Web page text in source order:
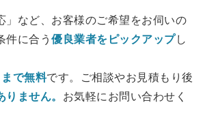
」など、お客様のご希望をお伺いの
件に合う優良業者をピックアップし
で無料です。ご相談やお見積もり後
りません。 お気軽にお問い合わせく